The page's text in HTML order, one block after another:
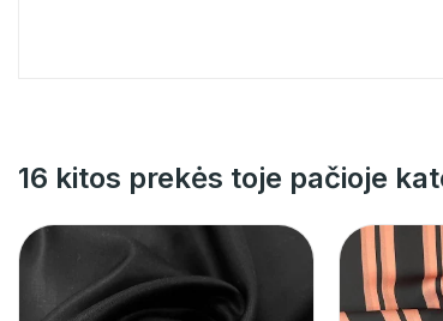
16 kitos prekės toje pačioje